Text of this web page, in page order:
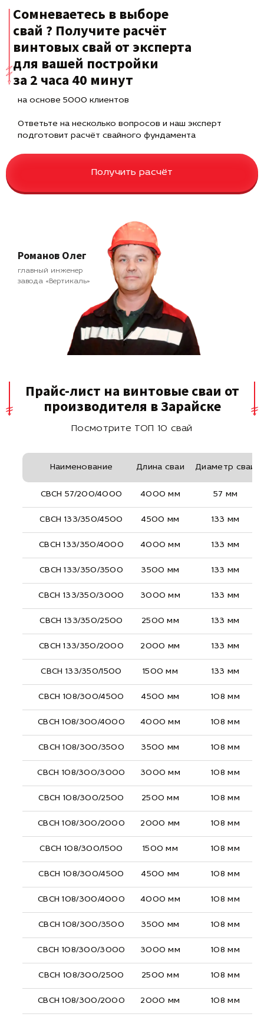
Сомневаетесь в выборе
свай ? Получите расчёт
винтовых свай от эксперта
для вашей постройки
за 2 часа 40 минут
на основе 5000 клиентов
Ответьте на несколько вопросов и наш эксперт
подготовит расчёт свайного фундамента
Получить расчёт
Романов Олег
главный инженер
завода «Вертикаль»
Прайс-лист на винтовые сваи от
производителя в Зарайске
Посмотрите ТОП 10 свай
Наименование Длина сваи Диаметр сваи
СВСН 57/200/4000 4000 мм 57 мм
СВСН 133/350/4500 4500 мм 133 мм
СВСН 133/350/4000 4000 мм 133 мм
СВСН 133/350/3500 3500 мм 133 мм
СВСН 133/350/3000 3000 мм 133 мм
СВСН 133/350/2500 2500 мм 133 мм
СВСН 133/350/2000 2000 мм 133 мм
СВСН 133/350/1500 1500 мм 133 мм
СВСН 108/300/4500 4500 мм 108 мм
СВСН 108/300/4000 4000 мм 108 мм
СВСН 108/300/3500 3500 мм 108 мм
СВСН 108/300/3000 3000 мм 108 мм
СВСН 108/300/2500 2500 мм 108 мм
СВСН 108/300/2000 2000 мм 108 мм
СВСН 108/300/1500 1500 мм 108 мм
СВСН 108/300/4500 4500 мм 108 мм
СВСН 108/300/4000 4000 мм 108 мм
СВСН 108/300/3500 3500 мм 108 мм
СВСН 108/300/3000 3000 мм 108 мм
СВСН 108/300/2500 2500 мм 108 мм
СВСН 108/300/2000 2000 мм 108 мм